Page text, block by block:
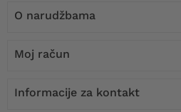
O narudžbama
Moj račun
Informacije za kontakt